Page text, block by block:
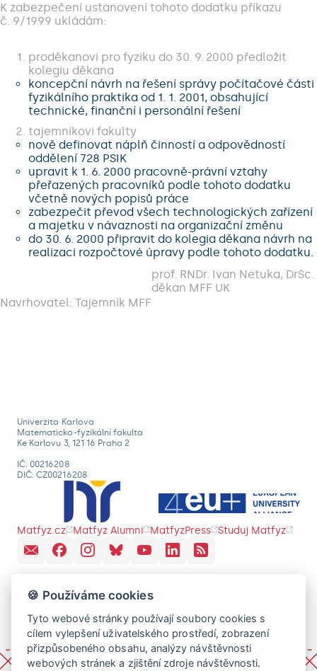
K zabezpečení ustanovení tohoto dodatku příkazu
č. 9/1999 ukládám:
proděkanovi pro fyziku do 30. 9. 2000 předložit
kolegiu děkana
koncepční návrh na řešení správy počítačové části
fyzikálního praktika od 1. 1. 2001, obsahující
technické, finanční i personální řešení
tajemníkovi fakulty
nově definovat náplň činností a odpovědností
oddělení 728 PSIK
upravit k 1. 6. 2000 pracovně-právní vztahy
přeřazených pracovníků podle tohoto dodatku
včetně nových popisů práce
zabezpečit převod všech technologických zařízení
a majetku v návaznosti na organizační změnu
do 30. 6. 2000 připravit do kolegia děkana návrh na
realizaci rozpočtové úpravy podle tohoto dodatku.
prof. RNDr. Ivan Netuka, DrSc.
děkan MFF UK
Navrhovatel: Tajemník MFF
Univerzita Karlova
Matematicko-fyzikální fakulta
Ke Karlovu 3, 121 16 Praha 2
IČ: 00216208
DIČ: CZ00216208
Matfyz.cz Matfyz Alumni MatfyzPress Studuj Matfyz
🍪 Používáme cookies
Tyto webové stránky používají soubory cookies s
cílem vylepšení uživatelského prostředí, zobrazení
přizpůsobeného obsahu, analýzy návštěvnosti
webových stránek a zjištění zdroje návštěvnosti.